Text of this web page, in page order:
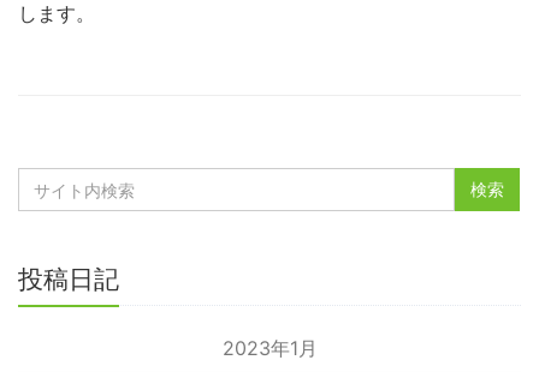
します。
投稿日記
2023年1月